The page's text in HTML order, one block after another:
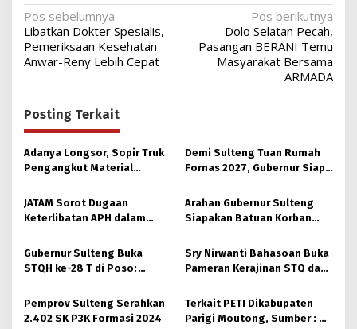
Navigasi
pos
Pos sebelumnya
Libatkan Dokter Spesialis,
Pemeriksaan Kesehatan
Anwar-Reny Lebih Cepat
Pos berikutnya
Dolo Selatan Pecah,
Pasangan BERANI Temu
Masyarakat Bersama
ARMADA
Posting Terkait
Adanya Longsor, Sopir Truk
Pengangkut Material
Korban
Demi Sulteng Tuan Rumah
Fornas 2027, Gubernur Siap
JATAM Sorot Dugaan
Keterlibatan APH dalam
Arahan Gubernur Sulteng
Siapakan Batuan Korban
Moutong Gerak Cepat
Distribusi
Gubernur Sulteng Buka
STQH ke-28 T di Poso:
Ukhuwah dan Toleransi
Sry Nirwanti Bahasoan Buka
Pameran Kerajinan STQ dan
Pemprov Sulteng Serahkan
2.402 SK P3K Formasi 2024
Terkait PETI Dikabupaten
Parigi Moutong, Sumber : Di